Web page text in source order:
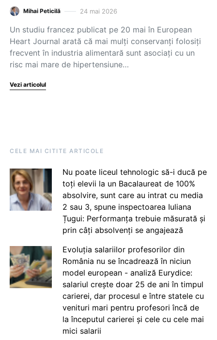
Mihai Peticilă 24 mai 2026
Un studiu francez publicat pe 20 mai în European
Heart Journal arată că mai mulți conservanți folosiți
frecvent în industria alimentară sunt asociați cu un
risc mai mare de hipertensiune…
Vezi articolul
CELE MAI CITITE ARTICOLE
Nu poate liceul tehnologic să-i ducă pe
toți elevii la un Bacalaureat de 100%
absolvire, sunt care au intrat cu media
2 sau 3, spune inspectoarea Iuliana
Țugui: Performanța trebuie măsurată și
prin câți absolvenți se angajează
Evoluția salariilor profesorilor din
România nu se încadrează în niciun
model european - analiză Eurydice:
salariul crește doar 25 de ani în timpul
carierei, dar procesul e între statele cu
venituri mari pentru profesori încă de
la începutul carierei și cele cu cele mai
mici salarii